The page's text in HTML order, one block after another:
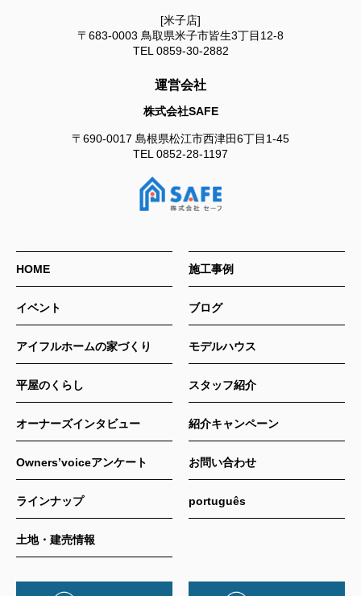
[米子店]
〒683-0003 鳥取県米子市皆生3丁目12-8
TEL 0859-30-2882
運営会社
株式会社SAFE
〒690-0017 島根県松江市西津田6丁目1-45
TEL 0852-28-1197
HOME
イベント
アイフルホームの家づくり
平屋のくらし
オーナーズインタビュー
Owners’voiceアンケート
ラインナップ
土地・建売情報
施工事例
ブログ
モデルハウス
スタッフ紹介
紹介キャンペーン
お問い合わせ
português